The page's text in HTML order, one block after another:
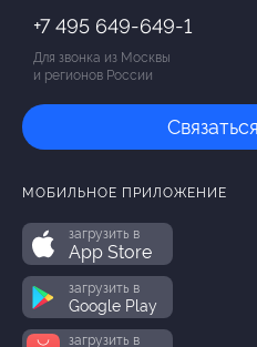
+7 495 649-649-1
Для звонка из Москвы
и регионов России
МОБИЛЬНОЕ ПРИЛОЖЕНИЕ
загрузить в
App Store
загрузить в
Google Play
загрузить в